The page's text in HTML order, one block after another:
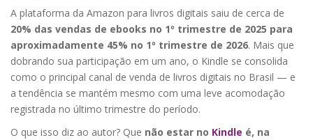
A plataforma da Amazon para livros digitais saiu de cerca de
20% das vendas de ebooks no 1º trimestre de 2025 para
aproximadamente 45% no 1º trimestre de 2026. Mais que
dobrando sua participação em um ano, o Kindle se consolida
como o principal canal de venda de livros digitais no Brasil — e
a tendência se mantém mesmo com uma leve acomodação
registrada no último trimestre do período.
O que isso diz ao autor? Que não estar no Kindle é, na